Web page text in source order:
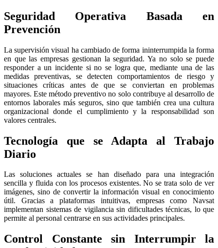
Seguridad Operativa Basada en
Prevención
La supervisión visual ha cambiado de forma ininterrumpida la forma
en que las empresas gestionan la seguridad. Ya no solo se puede
responder a un incidente si no se logra que, mediante una de las
medidas preventivas, se detecten comportamientos de riesgo y
situaciones críticas antes de que se conviertan en problemas
mayores. Este método preventivo no solo contribuye al desarrollo de
entornos laborales más seguros, sino que también crea una cultura
organizacional donde el cumplimiento y la responsabilidad son
valores centrales.
Tecnología que se Adapta al Trabajo
Diario
Las soluciones actuales se han diseñado para una integración
sencilla y fluida con los procesos existentes. No se trata solo de ver
imágenes, sino de convertir la información visual en conocimiento
útil. Gracias a plataformas intuitivas, empresas como Navsat
implementan sistemas de vigilancia sin dificultades técnicas, lo que
permite al personal centrarse en sus actividades principales.
Control Constante sin Interrumpir la